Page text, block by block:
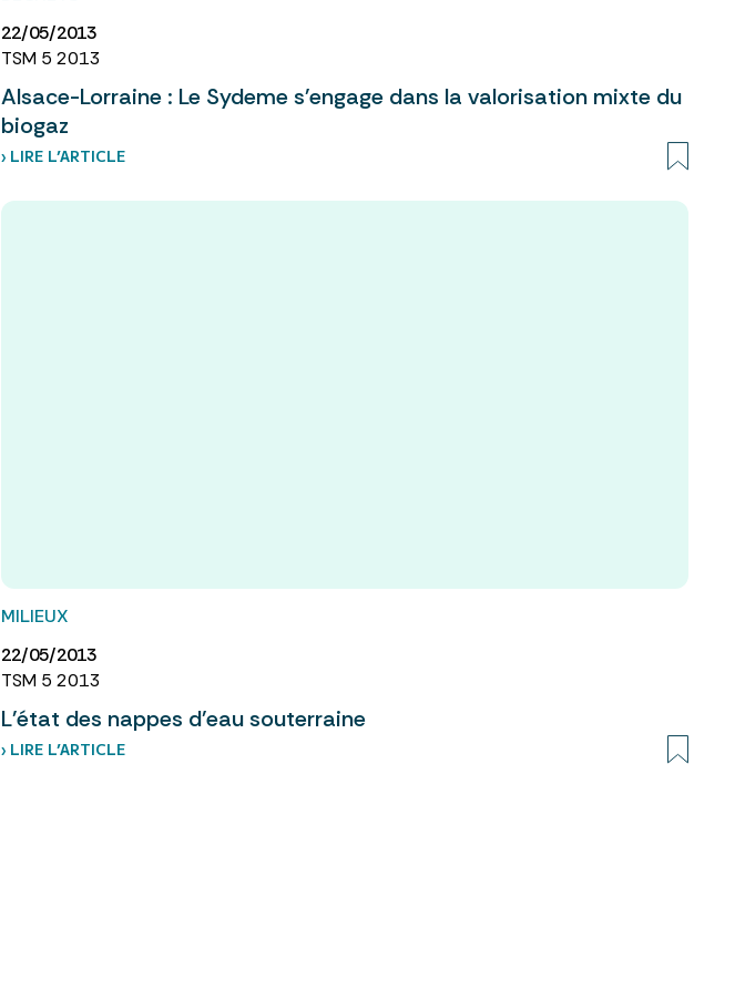
22/05/2013
TSM 5 2013
Alsace-Lorraine : Le Sydeme s'engage dans la valorisation mixte du
biogaz
› LIRE L’ARTICLE
MILIEUX
22/05/2013
TSM 5 2013
L'état des nappes d'eau souterraine
› LIRE L’ARTICLE